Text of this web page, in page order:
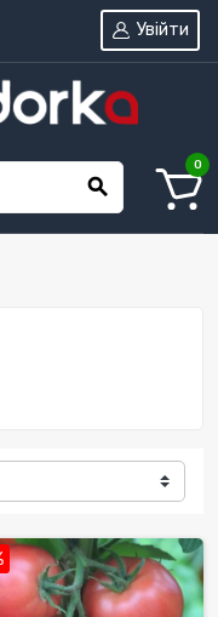
search
Увійти
0